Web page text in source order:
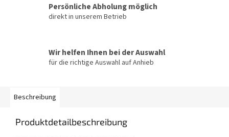
Persönliche Abholung möglich
direkt in unserem Betrieb
Wir helfen Ihnen bei der Auswahl
für die richtige Auswahl auf Anhieb
Beschreibung
Produktdetailbeschreibung